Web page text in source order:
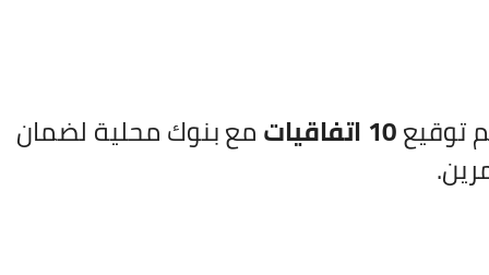
توقيع10 اتفاقيات مع بنوك محلية لضمان